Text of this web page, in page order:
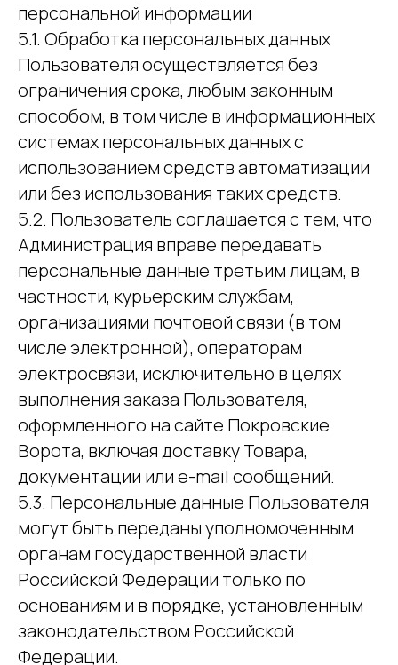
персональной информации
5.1. Обработка персональных данных
Пользователя осуществляется без
ограничения срока, любым законным
способом, в том числе в информационных
системах персональных данных с
использованием средств автоматизации
или без использования таких средств.
5.2. Пользователь соглашается с тем, что
Администрация вправе передавать
персональные данные третьим лицам, в
частности, курьерским службам,
организациями почтовой связи (в том
числе электронной), операторам
электросвязи, исключительно в целях
выполнения заказа Пользователя,
оформленного на сайте Покровские
Ворота, включая доставку Товара,
документации или e-mail сообщений.
5.3. Персональные данные Пользователя
могут быть переданы уполномоченным
органам государственной власти
Российской Федерации только по
основаниям и в порядке, установленным
законодательством Российской
Федерации.